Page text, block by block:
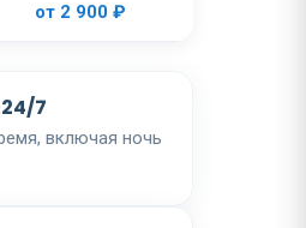
от 2 900 ₽
24/7
включая ночь